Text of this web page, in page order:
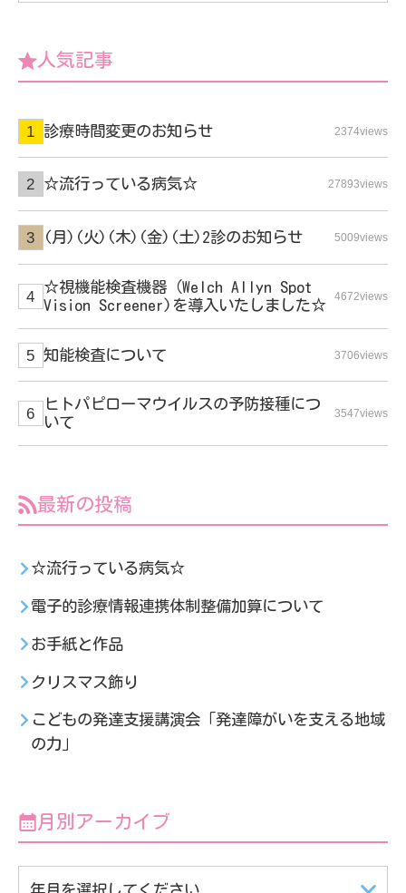
人気記事
診療時間変更のお知らせ 2374views
☆流行っている病気☆ 27893views
(月)(火)(木)(金)(土)2診のお知らせ 5009views
☆視機能検査機器（Welch Allyn Spot
Vision Screener)を導入いたしました☆
4672views
知能検査について 3706views
ヒトパピローマウイルスの予防接種につ
いて
3547views
最新の投稿
☆流行っている病気☆
電子的診療情報連携体制整備加算について
お手紙と作品
クリスマス飾り
こどもの発達支援講演会「発達障がいを支える地域
の力」
月別アーカイブ